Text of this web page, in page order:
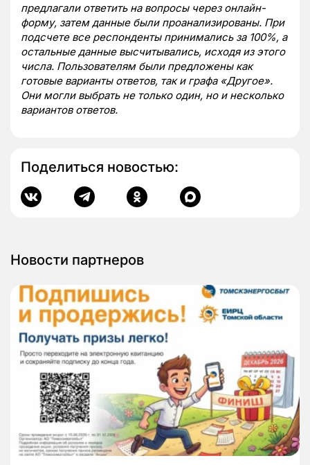
предлагали ответить на вопросы через онлайн-
форму, затем данные были проанализированы. При
подсчете все респонденты принимались за 100%, а
остальные данные высчитывались, исходя из этого
числа. Пользователям были предложены как
готовые варианты ответов, так и графа «Другое».
Они могли выбрать не только один, но и несколько
вариантов ответов.
Поделиться новостью:
Новости партнеров